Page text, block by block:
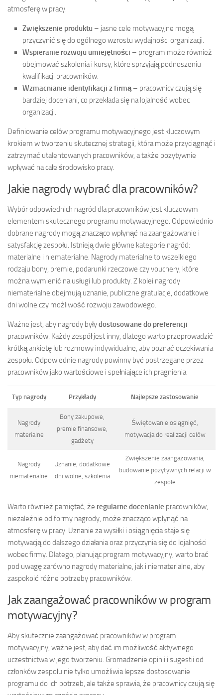
atmosferę w pracy.
Zwiększenie produktu – jasne cele motywacyjne mogą
przyczynić się do ogólnego wzrostu wydajności organizacji.
Wspieranie rozwoju umiejętności – program może również
obejmować szkolenia i kursy, które sprzyjają podnoszeniu
kwalifikacji pracowników.
Wzmacnianie identyfikacji z firmą– pracownicy czują się
bardziej doceniani, co przekłada się na lojalność wobec
organizacji.
Definiowanie celów programu motywacyjnego jest kluczowym
krokiem w tworzeniu skutecznej strategii, która może przyciągnąć i
zatrzymać utalentowanych pracowników, a także pozytywnie
wpływać na całe środowisko pracy.
Jakie nagrody wybrać dla pracowników?
Wybór odpowiednich nagród dla pracowników jest kluczowym
elementem skutecznego programu motywacyjnego. Odpowiednio
dobrane nagrody mogą znacząco wpłynąć na zaangażowanie i
satysfakcję zespołu. Istnieją dwie główne kategorie nagród:
materialne i niematerialne. Nagrody materialne to wszelkiego
rodzaju bony, premie, podarunki rzeczowe czy vouchery, które
można wymienić na usługi lub produkty. Z kolei nagrody
niematerialne obejmują uznanie, publiczne gratulacje, dodatkowe
dni wolne czy możliwość rozwoju zawodowego.
Ważne jest, aby nagrody byłydostosowane do preferencji
pracowników. Każdy zespół jest inny, dlatego warto przeprowadzić
krótką ankietę lub rozmowy indywidualne, aby poznać oczekiwania
zespołu. Odpowiednie nagrody powinny być postrzegane przez
pracowników jako wartościowe i spełniające ich pragnienia.
Typ nagrody Przykłady Najlepsze zastosowanie
Nagrody
materialne
Bony zakupowe,
premie finansowe,
gadżety
Świętowanie osiągnięć,
motywacja do realizacji celów
Nagrody
niematerialne
Uznanie, dodatkowe
dni wolne, szkolenia
Zwiększenie zaangażowania,
budowanie pozytywnych relacji w
zespole
Warto również pamiętać, że regularne docenianie pracowników,
niezależnie od formy nagrody, może znacząco wpłynąć na
atmosferę w pracy. Uznanie za wysiłki i osiągnięcia staje się
motywacją do dalszego działania oraz przyczynia się do lojalności
wobec firmy. Dlatego, planując program motywacyjny, warto brać
pod uwagę zarówno nagrody materialne, jak i niematerialne, aby
zaspokoić różne potrzeby pracowników.
Jak zaangażować pracowników w program
motywacyjny?
Aby skutecznie zaangażować pracowników w program
motywacyjny, ważne jest, aby dać im możliwość aktywnego
uczestnictwa w jego tworzeniu. Gromadzenie opinii i sugestii od
członków zespołu nie tylko umożliwia lepsze dostosowanie
programu do ich potrzeb, ale także sprawia, że pracownicy czują się